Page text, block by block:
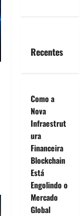
Recentes
Como a
Nova
Infraestrut
ura
Financeira
Blockchain
Está
Engolindo o
Mercado
Global